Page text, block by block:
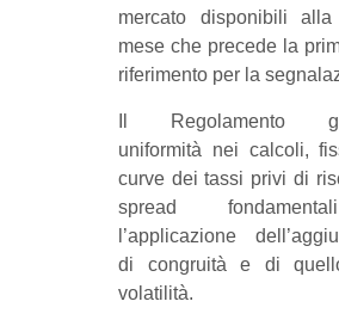
mercato disponibili
mese che precede la
riferimento per la
Il Regolamento
uniformità nei calcoli,
curve dei tassi privi di
spread
l’applicazione
di congruità e di
volatilità.